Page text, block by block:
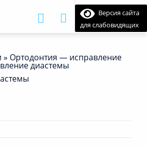
Версия сайта
для слабовидящих
» Ортодонтия — исправление
диастемы